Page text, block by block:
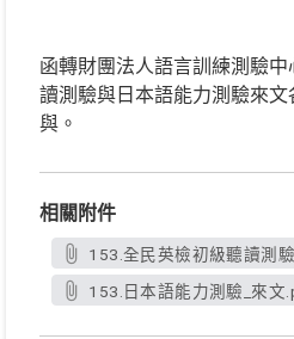
函轉財團法人語言訓練測驗
讀測驗與日本語能力測驗來
與。
相關附件
153.全民英檢初級聽讀測
153.日本語能力測驗_來文